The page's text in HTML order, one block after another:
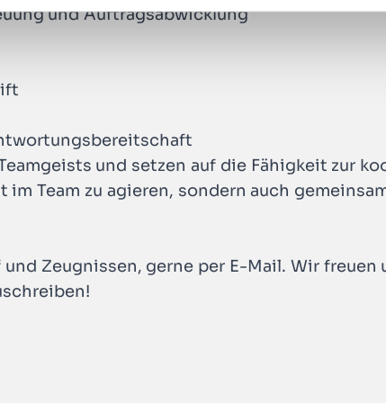
und Auftragsabwicklung
und setzen auf die Fähigkeit zur
Team zu agieren, sondern auch
Zeugnissen, gerne per E-Mail. Wir freuen